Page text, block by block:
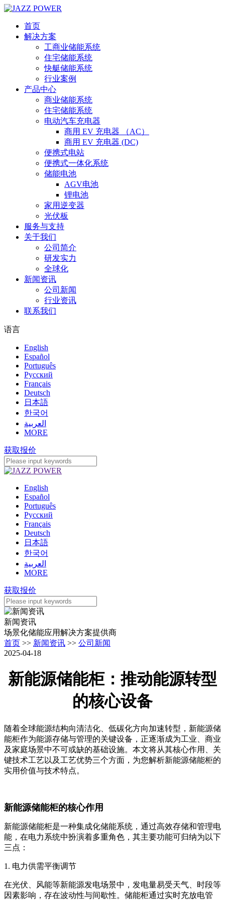
首页
解决方案
工商业储能系统
住宅储能系统
快艇储能系统
行业案例
产品中心
商业储能系统
住宅储能系统
电动汽车充电器
商用 EV 充电器 （AC）
商用 EV 充电器 (DC)
便携式电站
便携式一体化系统
储能电池
AGV电池
锂电池
家用逆变器
光伏板
服务与支持
关于我们
公司简介
研发实力
全球化
新闻资讯
公司新闻
行业资讯
联系我们
语言
English
Español
Português
Pусский
Français
Deutsch
日本語
한국어
العربية
MORE
获取报价
English
Español
Português
Pусский
Français
Deutsch
日本語
한국어
العربية
MORE
获取报价
新闻资讯
场景化储能应用解决方案提供商
首页 >> 新闻资讯 >> 公司新闻
2025-04-18
新能源储能柜：推动能源转型
的核心设备
随着全球能源结构向清洁化、低碳化方向加速转型，新能源储
能柜作为能源存储与管理的关键设备，正逐渐成为工业、商业
及家庭场景中不可或缺的基础设施。本文将从其核心作用、关
键技术工艺以及工艺优势三个方面，为您解析新能源储能柜的
实用价值与技术特点。
新能源储能柜的核心作用
新能源储能柜是一种集成化储能系统，通过高效存储和管理电
能，在电力系统中扮演着多重角色，其主要功能可归纳为以下
三点：
1. 电力供需平衡调节
在光伏、风能等新能源发电场景中，发电量易受天气、时段等
因素影响，存在波动性与间歇性。储能柜通过实时充放电管